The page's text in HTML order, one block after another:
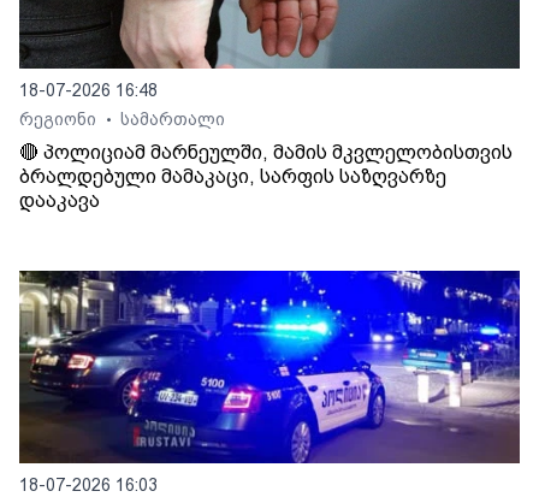
18-07-2026 16:48
რეგიონი
• სამართალი
🔴 პოლიციამ მარნეულში, მამის მკვლელობისთვის
ბრალდებული მამაკაცი, სარფის საზღვარზე
დააკავა
18-07-2026 16:03